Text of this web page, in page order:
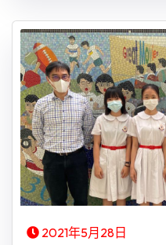
2021年5月28日